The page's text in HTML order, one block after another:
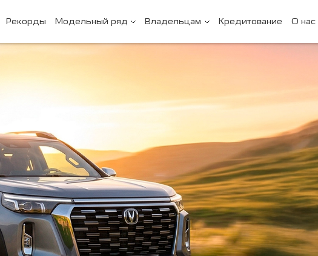
Рекорды Модельный ряд Владельцам Кредитование О нас